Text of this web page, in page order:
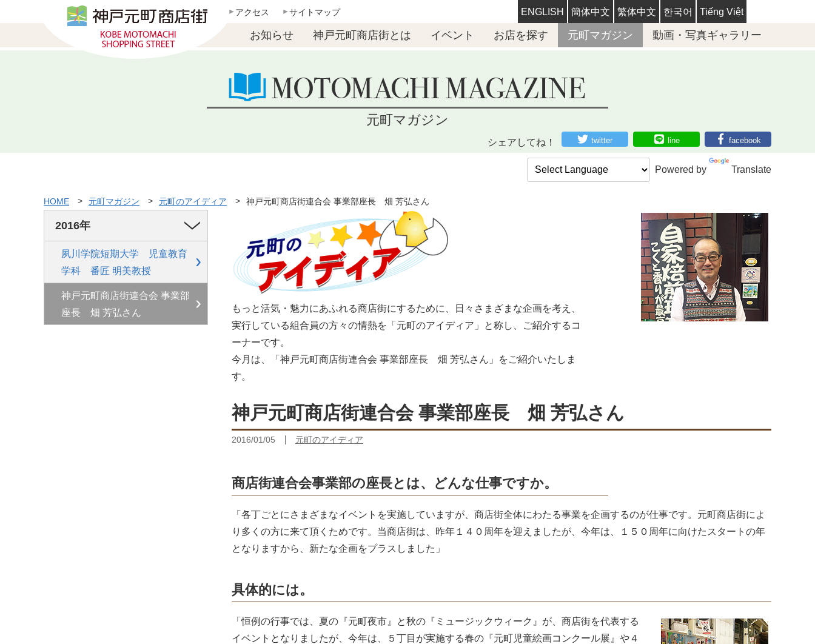
アクセス サイトマップ ENGLISH 簡体中文 繁体中文 한국어 Tiếng Việt
お知らせ 神戸元町商店街とは イベント お店を探す 元町マガジン 動画・写真ギャラリー
元町マガジン
シェアしてね！ twitter line facebook
Powered by Translate
HOME 元町マガジン 元町のアイディア 神戸元町商店街連合会 事業部座長 畑 芳弘さん
もっと活気・魅力にあふれる商店街にするために、日々さまざまな企画を考え、
実行している組合員の方々の情熱を「元町のアイディア」と称し、ご紹介するコ
ーナーです。
今月は、「神戸元町商店街連合会 事業部座長 畑 芳弘さん」をご紹介いたしま
す。
神戸元町商店街連合会 事業部座長 畑 芳弘さん
2016/01/05 元町のアイディア
商店街連合会事業部の座長とは、どんな仕事ですか。
「各丁ごとにさまざまなイベントを実施していますが、商店街全体にわたる事業を企画するのが仕事です。元町商店街によ
り多くの方に来て頂くためです。当商店街は、昨年１４０周年を迎えましたが、今年は、１５０周年に向けたスタートの年
となりますから、新たな企画をプラスしました」
具体的には。
「恒例の行事では、夏の『元町夜市』と秋の『ミュージックウィーク』が、商店街を代表する
イベントとなりましたが、今年は、５丁目が実施する春の『元町児童絵画コンクール展』や４
2016年
夙川学院短期大学 児童教育
学科 番匠 明美教授
神戸元町商店街連合会 事業部
座長 畑 芳弘さん